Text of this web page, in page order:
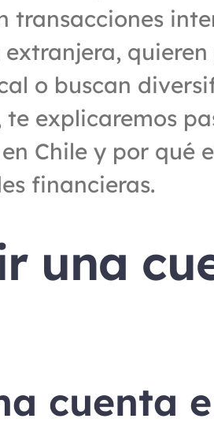
transacciones
o buscan
explicaremos
Chile y por qué
financieras.
una
cuenta